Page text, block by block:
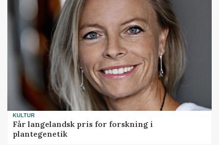
KULTUR
Får langelandsk pris for forskning i
plantegenetik